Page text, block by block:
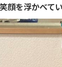
を浮かべてい